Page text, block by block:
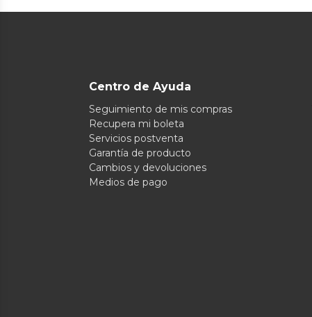
Centro de Ayuda
Seguimiento de mis compras
Recupera mi boleta
Servicios postventa
Garantía de producto
Cambios y devoluciones
Medios de pago